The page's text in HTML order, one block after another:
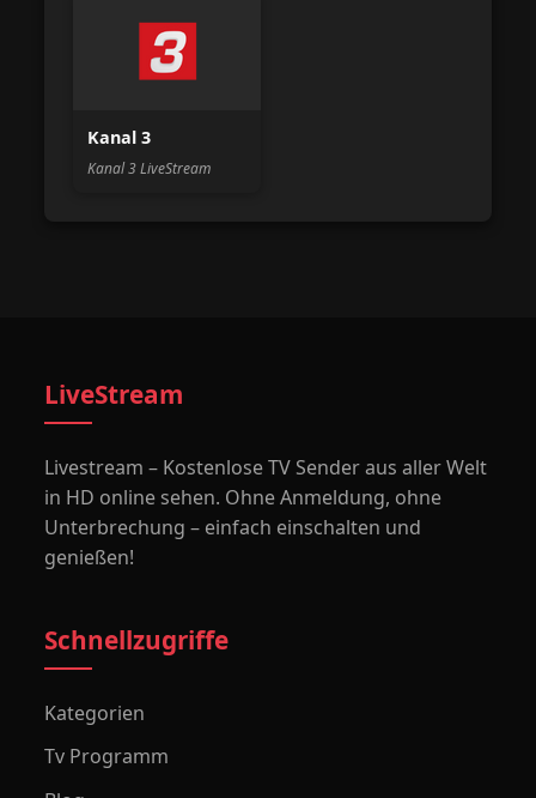
Kanal 3
Kanal 3 LiveStream
LiveStream
Livestream – Kostenlose TV Sender aus aller Welt
in HD online sehen. Ohne Anmeldung, ohne
Unterbrechung – einfach einschalten und
genießen!
Schnellzugriffe
Kategorien
Tv Programm